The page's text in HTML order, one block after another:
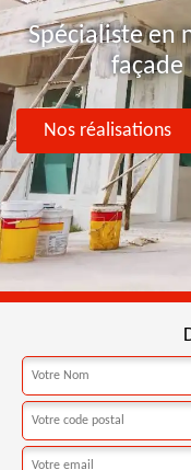
Spécialiste en
façade
Nos réalisations